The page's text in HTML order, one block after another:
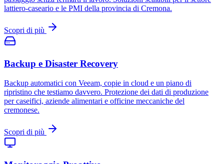
lattiero-caseario e le PMI della provincia di Cremona.
Scopri di più
Backup e Disaster Recovery
Backup automatici con Veeam, copie in cloud e un piano di
ripristino che testiamo davvero. Protezione dei dati di produzione
per caseifici, aziende alimentari e officine meccaniche del
cremonese.
Scopri di più